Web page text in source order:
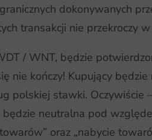
dokonywanych
transakcji nie przekroczy
/ WNT, będzie
nie kończy! Kupujący
polskiej stawki.
neutralna pod
oraz „nabycie